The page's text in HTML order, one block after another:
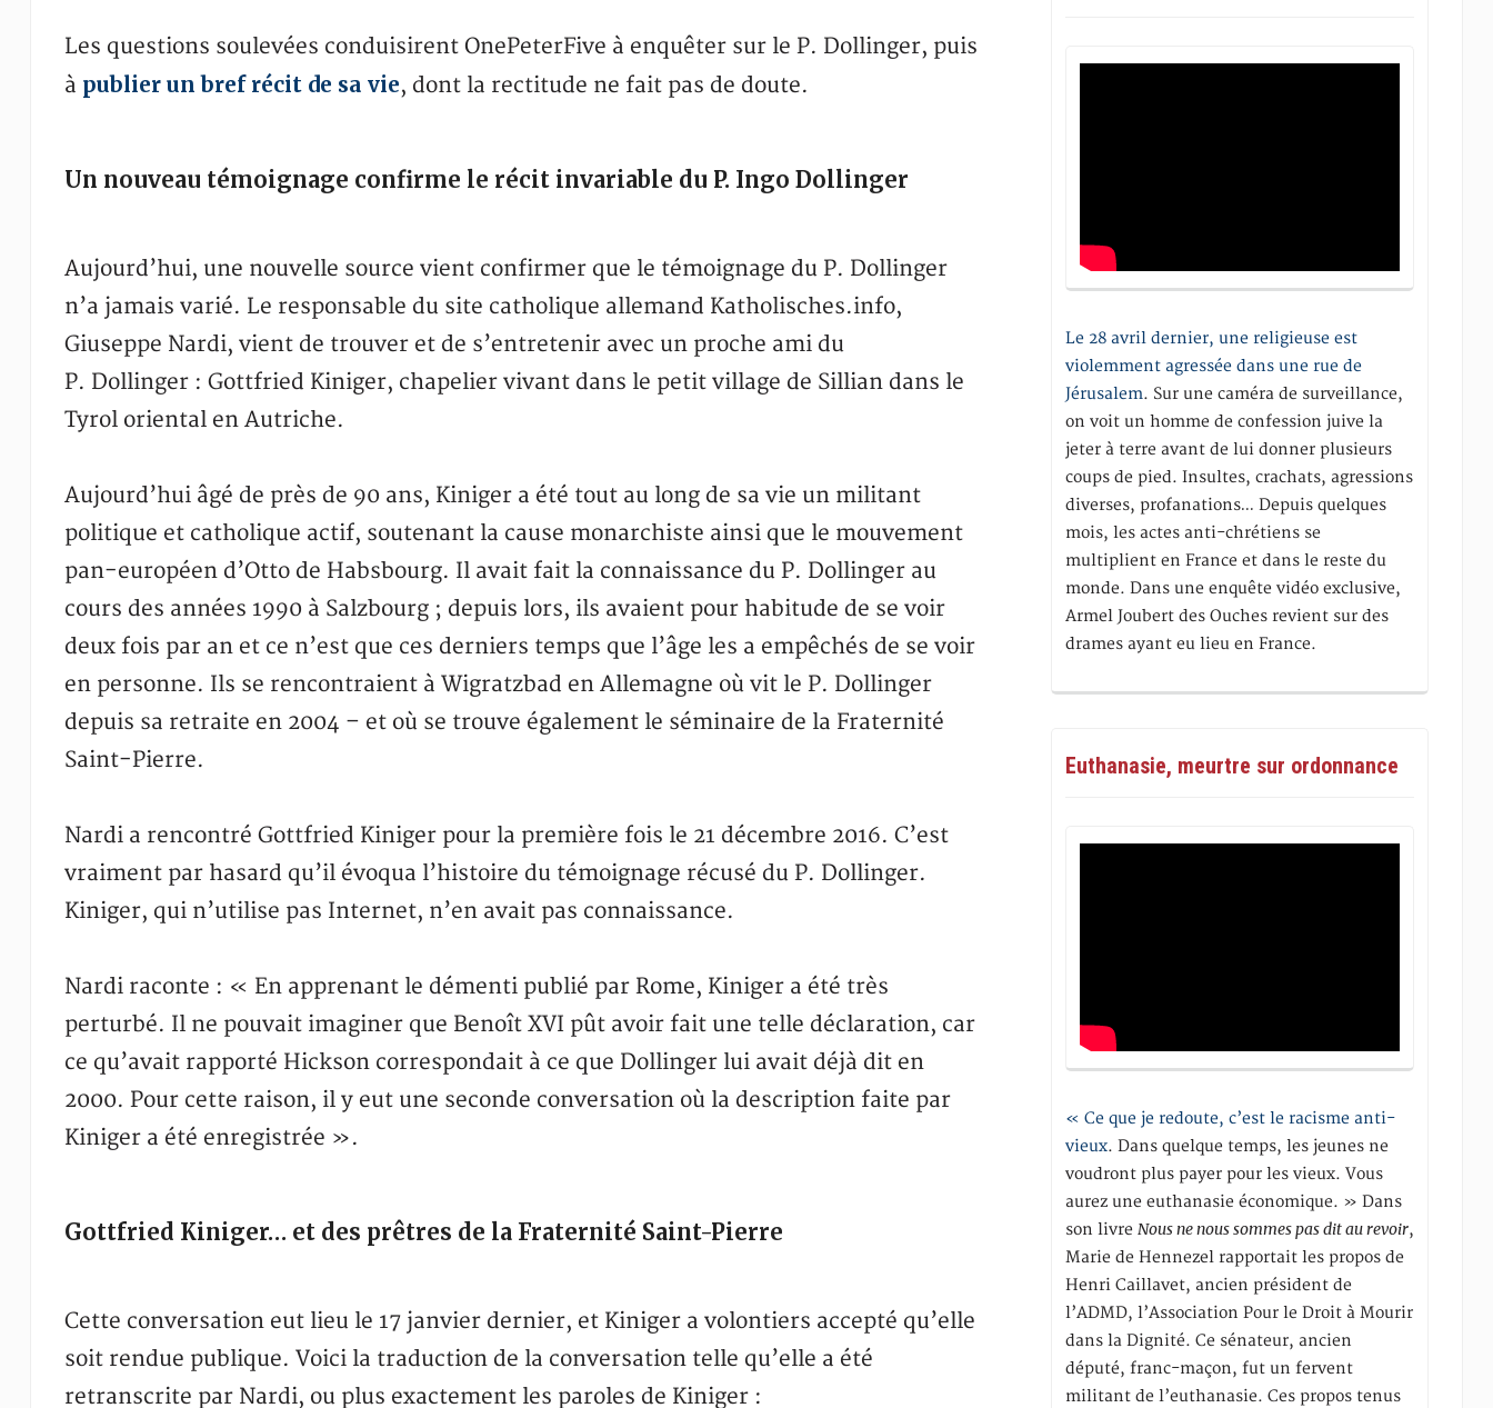
Les questions soulevées conduisirent OnePeterFive à enquêter sur le P. Dollinger, puis
à publier un bref récit de sa vie, dont la rectitude ne fait pas de doute.
Un nouveau témoignage confirme le récit invariable du P. Ingo Dollinger
Aujourd’hui, une nouvelle source vient confirmer que le témoignage du P. Dollinger
n’a jamais varié. Le responsable du site catholique allemand Katholisches.info,
Giuseppe Nardi, vient de trouver et de s’entretenir avec un proche ami du
P. Dollinger : Gottfried Kiniger, chapelier vivant dans le petit village de Sillian dans le
Tyrol oriental en Autriche.
Aujourd’hui âgé de près de 90 ans, Kiniger a été tout au long de sa vie un militant
politique et catholique actif, soutenant la cause monarchiste ainsi que le mouvement
pan-européen d’Otto de Habsbourg. Il avait fait la connaissance du P. Dollinger au
cours des années 1990 à Salzbourg ; depuis lors, ils avaient pour habitude de se voir
deux fois par an et ce n’est que ces derniers temps que l’âge les a empêchés de se voir
en personne. Ils se rencontraient à Wigratzbad en Allemagne où vit le P. Dollinger
depuis sa retraite en 2004 – et où se trouve également le séminaire de la Fraternité
Saint-Pierre.
Nardi a rencontré Gottfried Kiniger pour la première fois le 21 décembre 2016. C’est
vraiment par hasard qu’il évoqua l’histoire du témoignage récusé du P. Dollinger.
Kiniger, qui n’utilise pas Internet, n’en avait pas connaissance.
Nardi raconte : « En apprenant le démenti publié par Rome, Kiniger a été très
perturbé. Il ne pouvait imaginer que Benoît XVI pût avoir fait une telle déclaration, car
ce qu’avait rapporté Hickson correspondait à ce que Dollinger lui avait déjà dit en
2000. Pour cette raison, il y eut une seconde conversation où la description faite par
Kiniger a été enregistrée ».
Gottfried Kiniger… et des prêtres de la Fraternité Saint-Pierre
Cette conversation eut lieu le 17 janvier dernier, et Kiniger a volontiers accepté qu’elle
soit rendue publique. Voici la traduction de la conversation telle qu’elle a été
retranscrite par Nardi, ou plus exactement les paroles de Kiniger :
Le 28 avril dernier, une religieuse est
violemment agressée dans une rue de
Jérusalem. Sur une caméra de surveillance,
on voit un homme de confession juive la
jeter à terre avant de lui donner plusieurs
coups de pied. Insultes, crachats, agressions
diverses, profanations… Depuis quelques
mois, les actes anti-chrétiens se
multiplient en France et dans le reste du
monde. Dans une enquête vidéo exclusive,
Armel Joubert des Ouches revient sur des
drames ayant eu lieu en France.
Euthanasie, meurtre sur ordonnance
« Ce que je redoute, c’est le racisme anti-
vieux. Dans quelque temps, les jeunes ne
voudront plus payer pour les vieux. Vous
aurez une euthanasie économique. » Dans
son livreNous ne nous sommes pas dit au revoir,
Marie de Hennezel rapportait les propos de
Henri Caillavet, ancien président de
l’ADMD, l’Association Pour le Droit à Mourir
dans la Dignité. Ce sénateur, ancien
député, franc-maçon, fut un fervent
militant de l’euthanasie. Ces propos tenus